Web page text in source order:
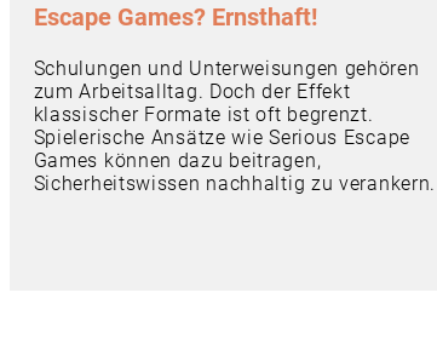
Escape Games? Ernsthaft!
Schulungen und Unterweisungen gehören
zum Arbeitsalltag. Doch der Effekt
klassischer Formate ist oft begrenzt.
Spielerische Ansätze wie Serious Escape
Games können dazu beitragen,
Sicherheitswissen nachhaltig zu verankern.